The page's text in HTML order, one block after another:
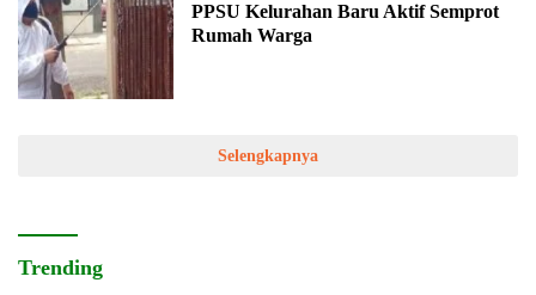
PPSU Kelurahan Baru Aktif Semprot
Rumah Warga
Selengkapnya
Trending